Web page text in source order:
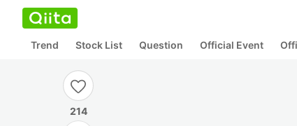
Trend Stock List Question Official Event
214